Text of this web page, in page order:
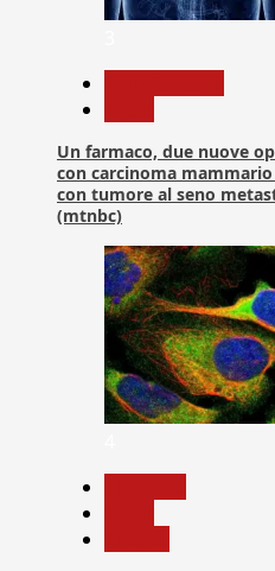
Un farmaco, due nuove
con carcinoma
con tumore al seno
(mtnbc)